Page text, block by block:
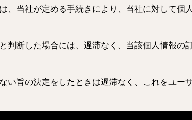
当社が定める手続きにより、当社に対して個
断した場合には、遅滞なく、当該個人情報の
旨の決定をしたときは遅滞なく、これをユー